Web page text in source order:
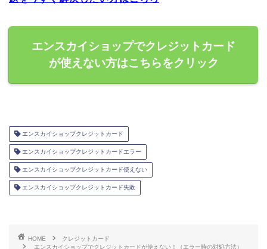
エンスカイショップでクレジットカード
が使えない方はこちらをクリック
エンスカイショップクレジットカード
エンスカイショップクレジットカードエラー
エンスカイショップクレジットカード使えない
エンスカイショップクレジットカード失敗
HOME
クレジットカード
エンスカイショップでクレジットカードが使えない！（エラー時の対処方法）